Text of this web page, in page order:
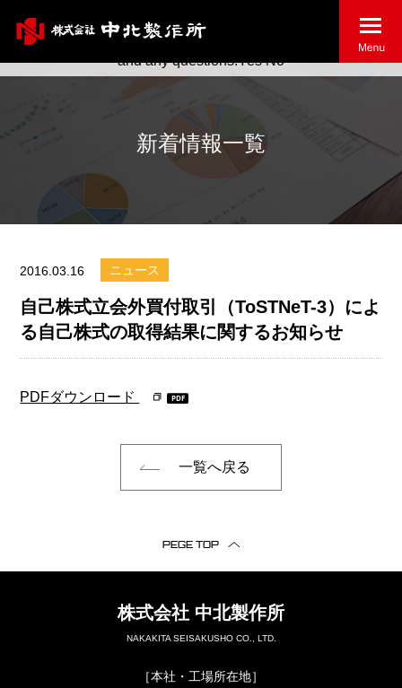
新着情報一覧
2016.03.16 ニュース
自己株式立会外買付取引（ToSTNeT-3）によ
る自己株式の取得結果に関するお知らせ
PDFダウンロード
一覧へ戻る
PEGE TOP
株式会社 中北製作所
NAKAKITA SEISAKUSHO CO., LTD.
［本社・工場所在地］
May we use cookies to track your activities? We take your
privacy very seriously. Please see our privacy policy for details
and any questions.Yes No